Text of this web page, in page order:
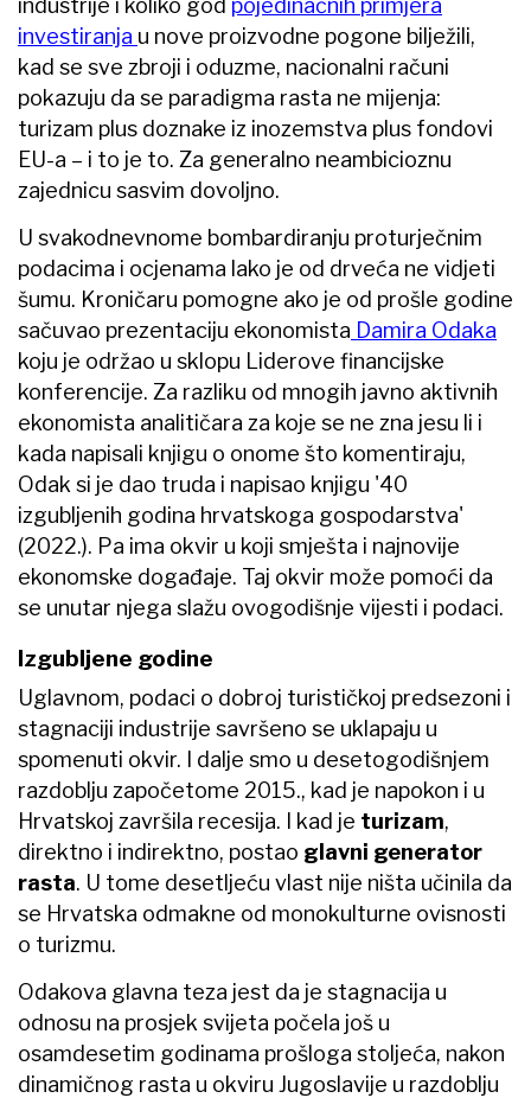
industrije i koliko god pojedinačnih primjera
investiranja u nove proizvodne pogone bilježili,
kad se sve zbroji i oduzme, nacionalni računi
pokazuju da se paradigma rasta ne mijenja:
turizam plus doznake iz inozemstva plus fondovi
EU-a – i to je to. Za generalno neambicioznu
zajednicu sasvim dovoljno.
U svakodnevnome bombardiranju proturječnim
podacima i ocjenama lako je od drveća ne vidjeti
šumu. Kroničaru pomogne ako je od prošle godine
sačuvao prezentaciju ekonomista Damira Odaka
koju je održao u sklopu Liderove financijske
konferencije. Za razliku od mnogih javno aktivnih
ekonomista analitičara za koje se ne zna jesu li i
kada napisali knjigu o onome što komentiraju,
Odak si je dao truda i napisao knjigu '40
izgubljenih godina hrvatskoga gospodarstva'
(2022.). Pa ima okvir u koji smješta i najnovije
ekonomske događaje. Taj okvir može pomoći da
se unutar njega slažu ovogodišnje vijesti i podaci.
Izgubljene godine
Uglavnom, podaci o dobroj turističkoj predsezoni i
stagnaciji industrije savršeno se uklapaju u
spomenuti okvir. I dalje smo u desetogodišnjem
razdoblju započetome 2015., kad je napokon i u
Hrvatskoj završila recesija. I kad je turizam,
direktno i indirektno, postao glavni generator
rasta. U tome desetljeću vlast nije ništa učinila da
se Hrvatska odmakne od monokulturne ovisnosti
o turizmu.
Odakova glavna teza jest da je stagnacija u
odnosu na prosjek svijeta počela još u
osamdesetim godinama prošloga stoljeća, nakon
dinamičnog rasta u okviru Jugoslavije u razdoblju